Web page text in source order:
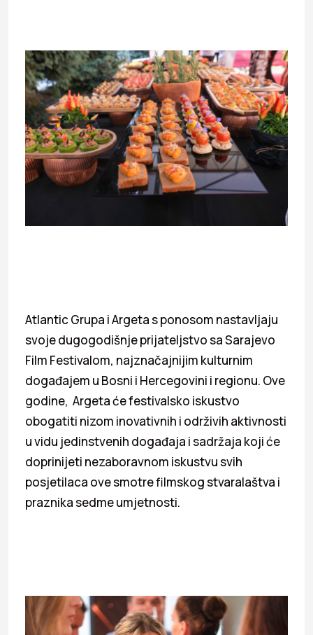
Atlantic Grupa i Argeta s ponosom nastavljaju
svoje dugogodišnje prijateljstvo sa Sarajevo
Film Festivalom, najznačajnijim kulturnim
događajem u Bosni i Hercegovini i regionu. Ove
godine, Argeta će festivalsko iskustvo
obogatiti nizom inovativnih i održivih aktivnosti
u vidu jedinstvenih događaja i sadržaja koji će
doprinijeti nezaboravnom iskustvu svih
posjetilaca ove smotre filmskog stvaralaštva i
praznika sedme umjetnosti.